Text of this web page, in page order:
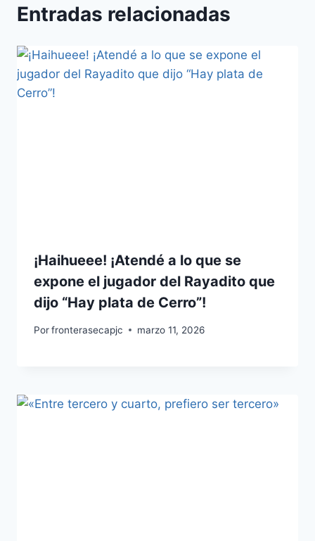
Entradas relacionadas
¡Haihueee! ¡Atendé a lo que se
expone el jugador del Rayadito que
dijo “Hay plata de Cerro”!
Porfronterasecapjc marzo 11, 2026